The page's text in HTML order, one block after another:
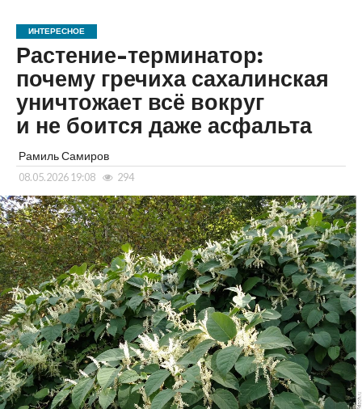
ИНТЕРЕСНОЕ
Растение-терминатор:
почему гречиха сахалинская
уничтожает всё вокруг
и не боится даже асфальта
Рамиль Самиров
08.05.2026 19:08 294